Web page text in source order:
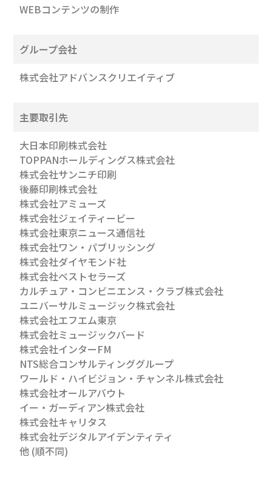
WEBコンテンツの制作
グループ会社
株式会社アドバンスクリエイティブ
主要取引先
大日本印刷株式会社
TOPPANホールディングス株式会社
株式会社サンニチ印刷
後藤印刷株式会社
株式会社アミューズ
株式会社ジェイティービー
株式会社東京ニュース通信社
株式会社ワン・パブリッシング
株式会社ダイヤモンド社
株式会社ベストセラーズ
カルチュア・コンビニエンス・クラブ株式会社
ユニバーサルミュージック株式会社
株式会社エフエム東京
株式会社ミュージックバード
株式会社インターFM
NTS総合コンサルティンググループ
ワールド・ハイビジョン・チャンネル株式会社
株式会社オールアバウト
イー・ガーディアン株式会社
株式会社キャリタス
株式会社デジタルアイデンティティ
他 (順不同)